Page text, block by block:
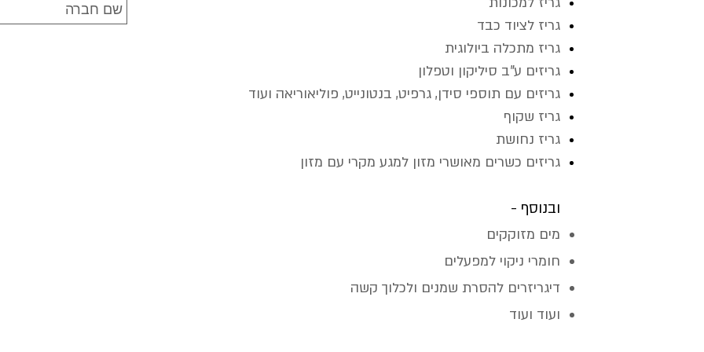
גריז לציוד כבד
גריז מתכלה ביולוגית
גריזים ע"ב סיליקון וטפלון
גריזים עם תוספי סידן, גרפיט, בנטונייט, פוליאוריאה ועוד
גריז שקוף
גריז נחושת
גריזים כשרים מאושרי מזון למגע מקרי עם מזון
ובנוסף -
מים מזוקקים
חומרי ניקוי למפעלים
דיגריזרים להסרת שמנים ולכלוך קשה
ועוד ועוד